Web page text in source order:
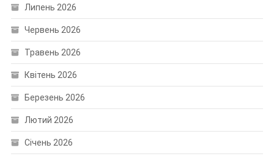
Липень 2026
Червень 2026
Травень 2026
Квітень 2026
Березень 2026
Лютий 2026
Січень 2026